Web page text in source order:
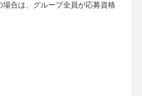
合は、グループ全員が応募資格